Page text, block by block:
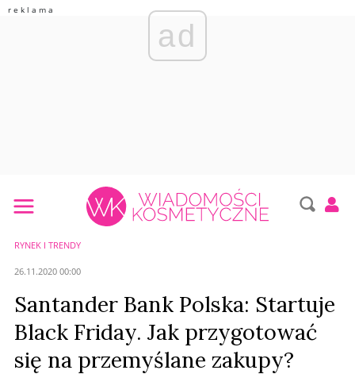
ad
RYNEK I TRENDY
26.11.2020 00:00
Santander Bank Polska: Startuje
Black Friday. Jak przygotować
się na przemyślane zakupy?